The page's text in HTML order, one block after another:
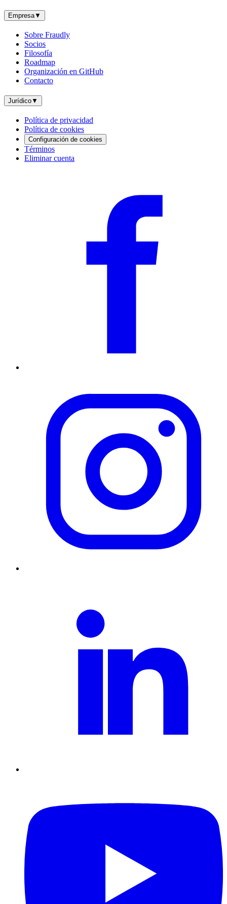
Empresa▼
Sobre Fraudly
Socios
Filosofía
Roadmap
Organización en GitHub
Contacto
Jurídico▼
Política de privacidad
Política de cookies
Configuración de cookies
Términos
Eliminar cuenta